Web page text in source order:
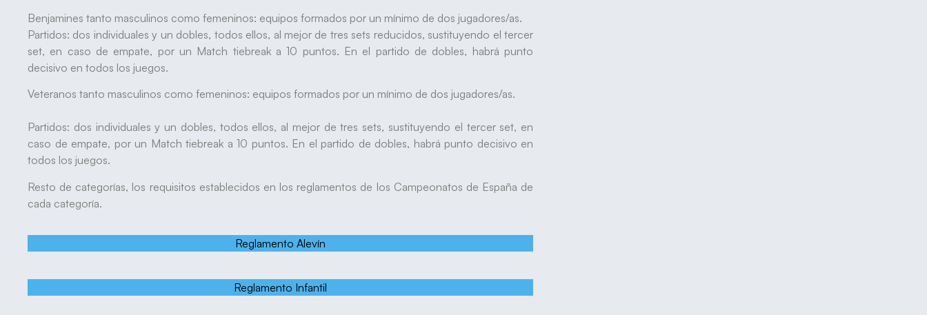
Benjamines tanto masculinos como femeninos: equipos formados por un mínimo de dos jugadores/as.
Partidos: dos individuales y un dobles, todos ellos, al mejor de tres sets reducidos, sustituyendo el tercer
set, en caso de empate, por un Match tiebreak a 10 puntos. En el partido de dobles, habrá punto
decisivo en todos los juegos.
Veteranos tanto masculinos como femeninos: equipos formados por un mínimo de dos jugadores/as.
Partidos: dos individuales y un dobles, todos ellos, al mejor de tres sets, sustituyendo el tercer set, en
caso de empate, por un Match tiebreak a 10 puntos. En el partido de dobles, habrá punto decisivo en
todos los juegos.
Resto de categorías, los requisitos establecidos en los reglamentos de los Campeonatos de España de
cada categoría.
Reglamento Alevín
Reglamento Infantil